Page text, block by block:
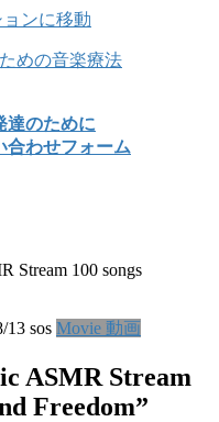
ンに移動
めの音楽療法
達のために
合わせフォーム
Stream 100 songs
13 sos Movie 動画
ASMR Stream
Freedom”